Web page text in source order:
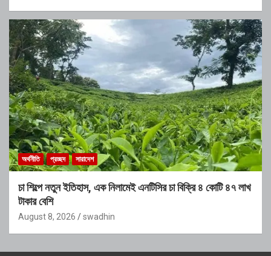
অর্থনীতি প্রচ্ছদ সারাদেশ
চা শিল্পে নতুন ইতিহাস, এক নিলামেই এনটিসির চা বিক্রি ৪ কোটি ৪৭ লাখ
টাকার বেশি
August 8, 2026 swadhin